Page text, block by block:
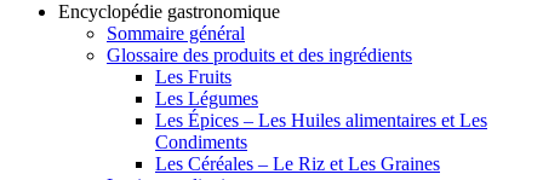
Encyclopédie gastronomique
Sommaire général
Glossaire des produits et des ingrédients
Les Fruits
Les Légumes
Les Épices – Les Huiles alimentaires et Les
Condiments
Les Céréales – Le Riz et Les Graines